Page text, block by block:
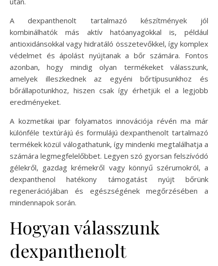
A dexpanthenolt tartalmazó készítmények jól
kombinálhatók más aktív hatóanyagokkal is, például
antioxidánsokkal vagy hidratáló összetevőkkel, így komplex
védelmet és ápolást nyújtanak a bőr számára. Fontos
azonban, hogy mindig olyan termékeket válasszunk,
amelyek illeszkednek az egyéni bőrtípusunkhoz és
bőrállapotunkhoz, hiszen csak így érhetjük el a legjobb
eredményeket.
A kozmetikai ipar folyamatos innovációja révén ma már
különféle textúrájú és formulájú dexpanthenolt tartalmazó
termékek közül válogathatunk, így mindenki megtalálhatja a
számára legmegfelelőbbet. Legyen szó gyorsan felszívódó
gélekről, gazdag krémekről vagy könnyű szérumokról, a
dexpanthenol hatékony támogatást nyújt bőrünk
regenerációjában és egészségének megőrzésében a
mindennapok során.
Hogyan válasszunk
dexpanthenolt